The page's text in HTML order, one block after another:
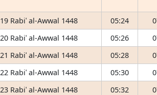
19 Rabiʿ al-Awwal 1448 05:24
20 Rabiʿ al-Awwal 1448 05:26
21 Rabiʿ al-Awwal 1448 05:28
22 Rabiʿ al-Awwal 1448 05:30
23 Rabiʿ al-Awwal 1448 05:32